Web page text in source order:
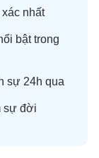
nhất
bật trong
sự 24h qua
sự đời